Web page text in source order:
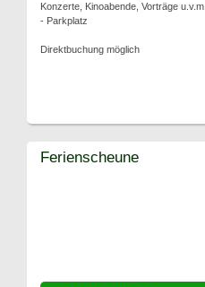
Konzerte, Kinoabende, Vorträge u.v.m.
- Parkplatz
Direktbuchung möglich
Ferienscheune